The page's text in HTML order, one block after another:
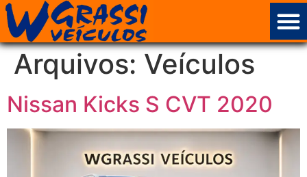
Arquivos: Veículos
Nissan Kicks S CVT 2020